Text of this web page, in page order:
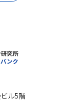
能率協会ビル
ル5階